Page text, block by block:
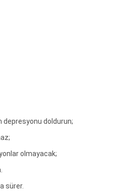
depresyonu doldurun;
olmayacak;
sürer.